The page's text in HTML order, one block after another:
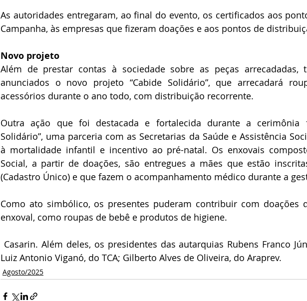
As autoridades entregaram, ao final do evento, os certificados aos
Campanha, às empresas que fizeram doações e aos pontos de
Novo projeto
Além de prestar contas à sociedade sobre as peças arrecadadas,
anunciados o novo projeto “Cabide Solidário”, que arrecadará
acessórios durante o ano todo, com distribuição recorrente.
Outra ação que foi destacada e fortalecida durante a cerimônia
Solidário”, uma parceria com as Secretarias da Saúde e Assistência
à mortalidade infantil e incentivo ao pré-natal. Os enxovais
Social, a partir de doações, são entregues a mães que estão
(Cadastro Único) e que fazem o acompanhamento médico durante a
Como ato simbólico, os presentes puderam contribuir com doações
enxoval, como roupas de bebê e produtos de higiene.
Casarin. Além deles, os presidentes das autarquias Rubens Franco
Luiz Antonio Viganó, do TCA; Gilberto Alves de Oliveira, do Araprev.
Agosto/2025